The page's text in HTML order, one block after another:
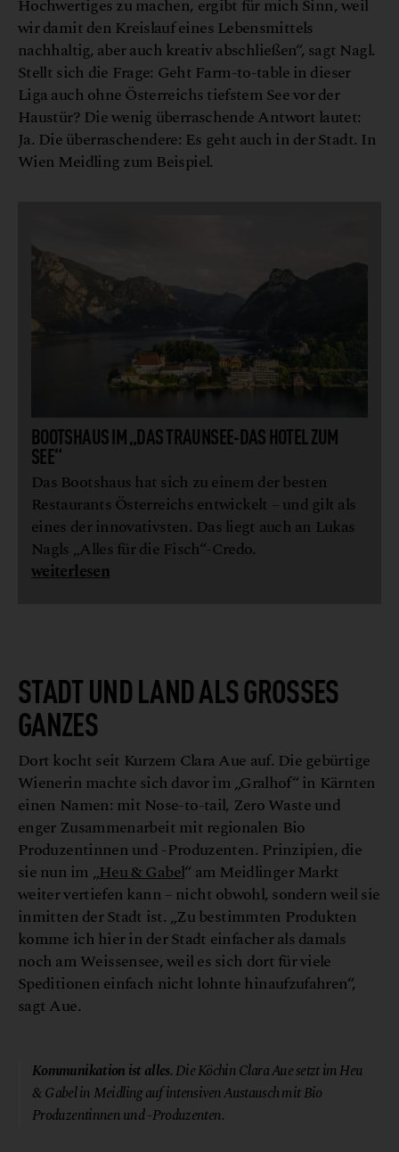
Hochwertiges zu machen, ergibt für mich Sinn, weil
wir damit den Kreislauf eines Lebensmittels
nachhaltig, aber auch kreativ abschließen“, sagt Nagl.
Stellt sich die Frage: Geht Farm-to-table in dieser
Liga auch ohne Österreichs tiefstem See vor der
Haustür? Die wenig überraschende Antwort lautet:
Ja. Die überraschendere: Es geht auch in der Stadt. In
Wien Meidling zum Beispiel.
BOOTSHAUS IM „DAS TRAUNSEE-DAS HOTEL ZUM
SEE“
Das Bootshaus hat sich zu einem der besten
Restaurants Österreichs entwickelt – und gilt als
eines der innovativsten. Das liegt auch an Lukas
Nagls „Alles für die Fisch“-Credo.
weiterlesen
STADT UND LAND ALS GROSSES G
ANZES
Dort kocht seit Kurzem Clara Aue auf. Die gebürtige
Wienerin machte sich davor im „Gralhof“ in Kärnten
einen Namen: mit Nose-to-tail, Zero Waste und
enger Zusammenarbeit mit regionalen Bio
Produzentinnen und -Produzenten. Prinzipien, die
sie nun im „Heu & Gabel“ am Meidlinger Markt
weiter vertiefen kann – nicht obwohl, sondern weil sie
inmitten der Stadt ist. „Zu bestimmten Produkten
komme ich hier in der Stadt einfacher als damals
noch am Weissensee, weil es sich dort für viele
Speditionen einfach nicht lohnte hinaufzufahren“,
sagt Aue.
Kommunikation ist alles. Die Köchin Clara Aue setzt im Heu
& Gabel in Meidling auf intensiven Austausch mit Bio
Produzentinnen und -Produzenten.